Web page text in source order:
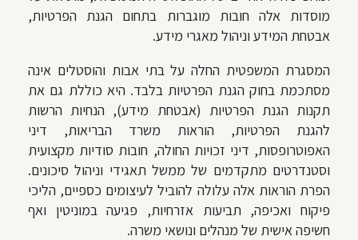
מוסדות אלה חובות מוגברות בתחום הגנת הפרטיות,
אבטחת המידע וניהול מאגרי מידע.
המסגרת המשפטית החלה על בתי אבות והוסטלים אינה
מסתכמת בחוק הגנת הפרטיות בלבד. היא כוללת גם את
תקנות הגנת הפרטיות (אבטחת מידע), הנחיות הרשות
להגנת הפרטיות, הוראות משרד הבריאות, דיני
האפוטרופסות, דיני זכויות החולה, חובות סודיות מקצועית
וסטנדרטים מתקדמים של ממשל תאגידי וניהול סיכונים.
הפרת הוראות אלה עלולה להוביל לעיצומים כספיים, הליכי
פיקוח ואכיפה, תביעות אזרחיות, פגיעה במוניטין ואף
חשיפה אישית של מנהלים ונושאי משרה.